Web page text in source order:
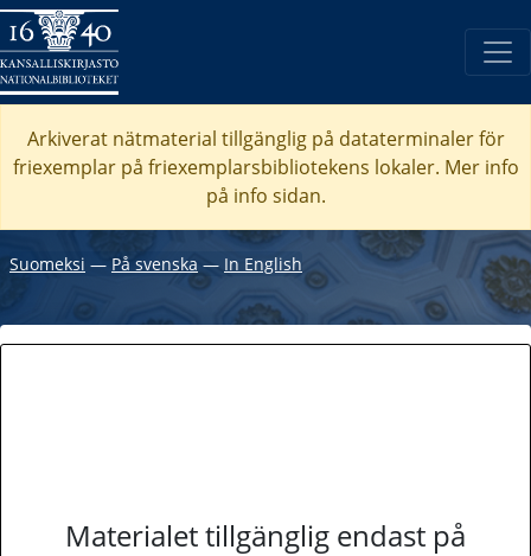
Arkiverat nätmaterial tillgänglig på dataterminaler för
friexemplar på friexemplarsbibliotekens lokaler. Mer info
på info sidan.
Suomeksi ― På svenska ― In English
Materialet tillgänglig endast på